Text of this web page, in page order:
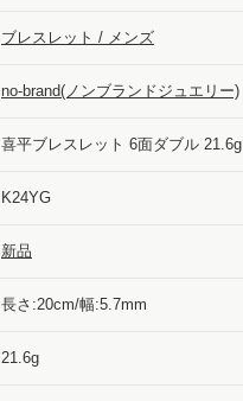
ブレスレット / メンズ
no-brand(ノンブランドジュエリー)
喜平ブレスレット 6面ダブル 21.6g
K24YG
新品
長さ:20cm/幅:5.7mm
21.6g